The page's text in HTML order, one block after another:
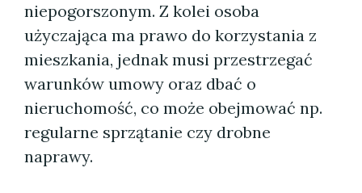
niepogorszonym. Z kolei osoba
użyczająca ma prawo do korzystania z
mieszkania, jednak musi przestrzegać
warunków umowy oraz dbać o
nieruchomość, co może obejmować np.
regularne sprzątanie czy drobne
naprawy.